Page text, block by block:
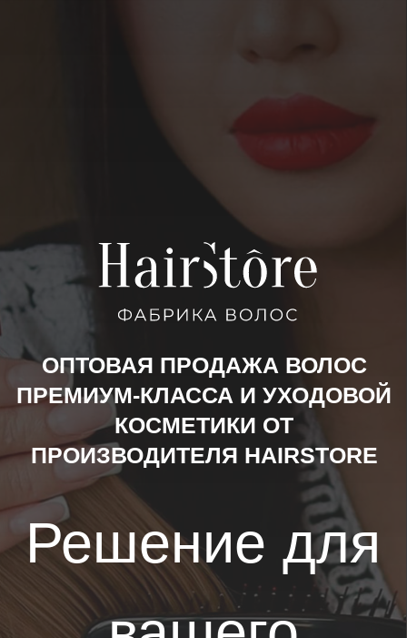
ОПТОВАЯ ПРОДАЖА ВОЛОС
ПРЕМИУМ-КЛАССА И УХОДОВОЙ
ПРОИЗВОДИТЕЛЯ HAIRSTORE
Решение для
вашего
бизнеса
СТАРТ В БИЗНЕСЕ С